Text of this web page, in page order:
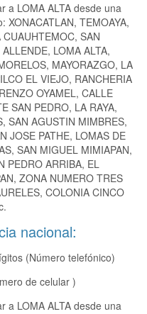
a LOMA ALTA desde una
XONACATLAN, TEMOAYA,
SAN
LOMA ALTA,
MAYORAZGO, LA
EL VIEJO, RANCHERIA
OYAMEL, CALLE
SAN PEDRO, LA RAYA,
SAN AGUSTIN MIMBRES,
JOSE PATHE, LOMAS DE
SAN MIGUEL MIMIAPAN,
PEDRO ARRIBA, EL
ZONA NUMERO TRES
COLONIA CINCO
nacional:
(Número telefónico)
de celular )
a LOMA ALTA desde una